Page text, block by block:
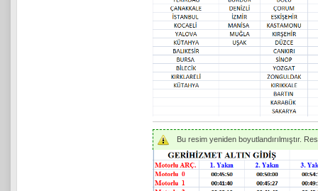
Bu resim yeniden boyutlandırılmıştır.